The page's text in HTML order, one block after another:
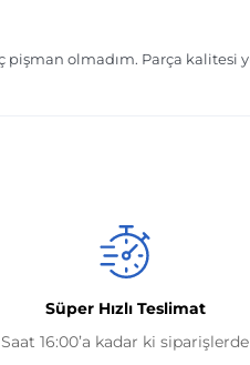
Süper Hızlı Teslimat
Saat 16:00’a kadar ki siparişlerde